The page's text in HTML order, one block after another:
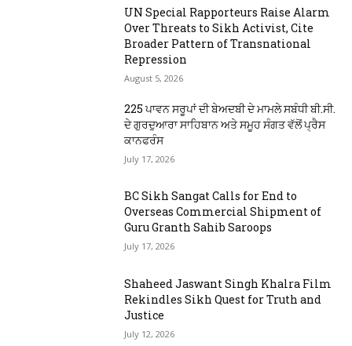
UN Special Rapporteurs Raise Alarm
Over Threats to Sikh Activist, Cite
Broader Pattern of Transnational
Repression
August 5, 2026
225 ਪਾਵਨ ਸਰੂਪਾਂ ਦੀ ਬੇਅਦਬੀ ਦੇ ਮਾਮਲੇ ਸਬੰਧੀ ਬੀ.ਸੀ.
ਦੇ ਗੁਰਦੁਆਰਾ ਸਾਹਿਬਾਨ ਅਤੇ ਸਮੂਹ ਸੰਗਤ ਵੱਲੋਂ ਪ੍ਰੈਸ
ਕਾਨਫਰੰਸ
July 17, 2026
BC Sikh Sangat Calls for End to
Overseas Commercial Shipment of
Guru Granth Sahib Saroops
July 17, 2026
Shaheed Jaswant Singh Khalra Film
Rekindles Sikh Quest for Truth and
Justice
July 12, 2026